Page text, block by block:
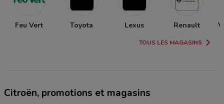
Feu Vert Toyota Lexus Renault
TOUS LES MAGASINS
Citroën, promotions et magasins